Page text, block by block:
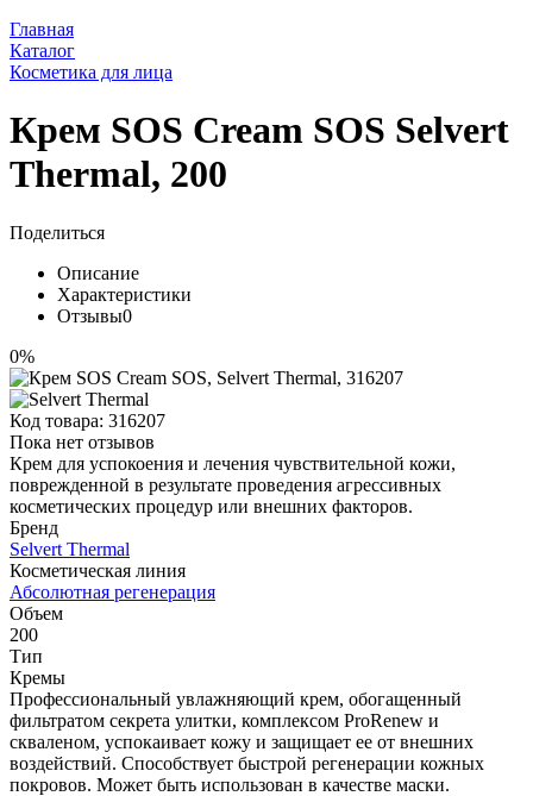
Главная
Каталог
Косметика для лица
Крем SOS Cream SOS Selvert
Thermal, 200
Поделиться
Описание
Характеристики
Отзывы0
0%
Код товара: 316207
Пока нет отзывов
Крем для успокоения и лечения чувствительной кожи,
поврежденной в результате проведения агрессивных
косметических процедур или внешних факторов.
Бренд
Selvert Thermal
Косметическая линия
Абсолютная регенерация
Объем
200
Тип
Кремы
Профессиональный увлажняющий крем, обогащенный
фильтратом секрета улитки, комплексом ProRenew и
скваленом, успокаивает кожу и защищает ее от внешних
воздействий. Способствует быстрой регенерации кожных
покровов. Может быть использован в качестве маски.